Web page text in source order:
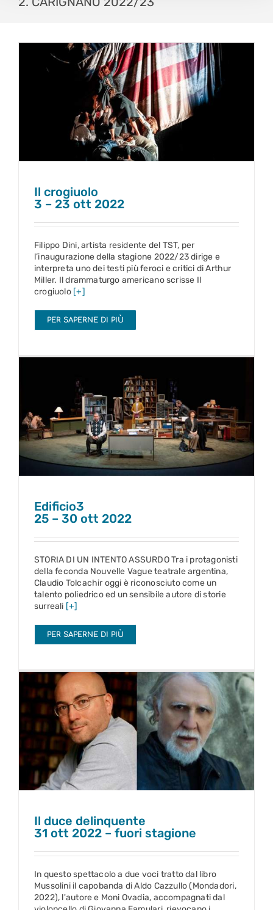
Il crogiuolo
3 – 23 ott 2022
Il crogiuolo
3 – 23 ott 2022
Filippo Dini, artista residente del TST, per
l’inaugurazione della stagione 2022/23 dirige e
interpreta uno dei testi più feroci e critici di Arthur
Miller. Il drammaturgo americano scrisse Il
crogiuolo [+]
PER SAPERNE DI PIÙ
Edificio3
25 – 30 ott 2022
Edificio3
25 – 30 ott 2022
STORIA DI UN INTENTO ASSURDO Tra i protagonisti
della feconda Nouvelle Vague teatrale argentina,
Claudio Tolcachir oggi è riconosciuto come un
talento poliedrico ed un sensibile autore di storie
surreali [+]
PER SAPERNE DI PIÙ
Il duce delinquente
31 ott 2022 – fuori stagione
Il duce delinquente
31 ott 2022 – fuori stagione
In questo spettacolo a due voci tratto dal libro
Mussolini il capobanda di Aldo Cazzullo (Mondadori,
2022), l'autore e Moni Ovadia, accompagnati dal